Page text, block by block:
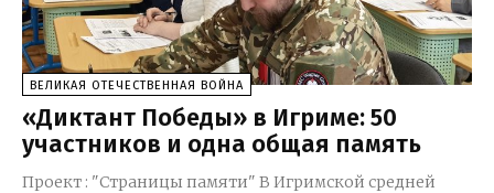
ВЕЛИКАЯ ОТЕЧЕСТВЕННАЯ ВОЙНА
«Диктант Победы» в Игриме: 50
участников и одна общая память
Проект : "Страницы памяти" В Игримской средней